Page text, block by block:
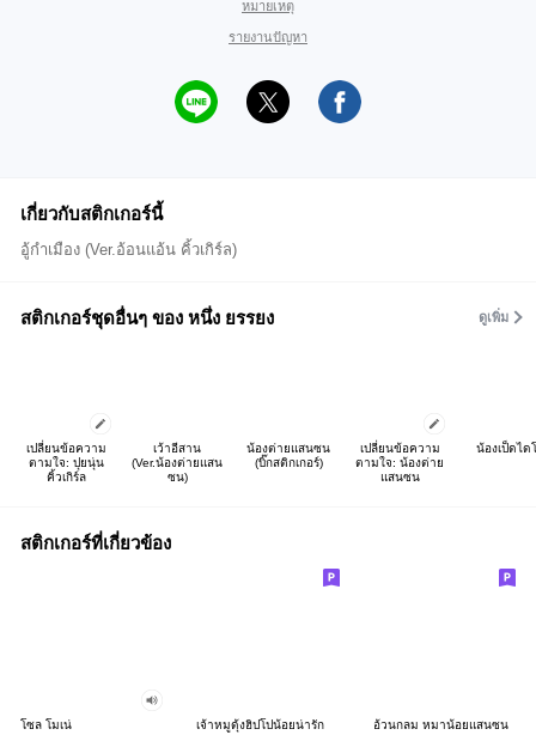
หมายเหตุ
รายงานปัญหา
เกี่ยวกับสติกเกอร์นี้
อู้กำเมือง (Ver.อ้อนแอ้น คิ้วเกิร์ล)
สติกเกอร์ชุดอื่นๆ ของ หนึ่ง ยรรยง ดูเพิ่ม
เปลี่ยนข้อความ
ตามใจ: ปุยนุ่น
คิ้วเกิร์ล
เว้าอีสาน
(Ver.น้องต่ายแสน
ซน)
น้องต่ายแสนซน
(บิ๊กสติกเกอร์)
เปลี่ยนข้อความ
ตามใจ: น้องต่าย
แสนซน
น้องเป็ดได
สติกเกอร์ที่เกี่ยวข้อง
โซล โมเน่ เจ้าหมูดุ้งฮิปโปน้อยน่ารัก อ้วนกลม หมาน้อยแสนซน